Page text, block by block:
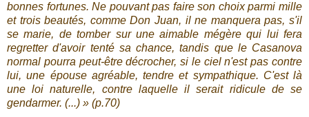
bonnes fortunes. Ne pouvant pas faire son choix parmi mille
et trois beautés, comme Don Juan, il ne manquera pas, s'il
se marie, de tomber sur une aimable mégère qui lui fera
regretter d'avoir tenté sa chance, tandis que le Casanova
normal pourra peut-être décrocher, si le ciel n'est pas contre
lui, une épouse agréable, tendre et sympathique. C'est là
une loi naturelle, contre laquelle il serait ridicule de se
gendarmer. (...) » (p.70)